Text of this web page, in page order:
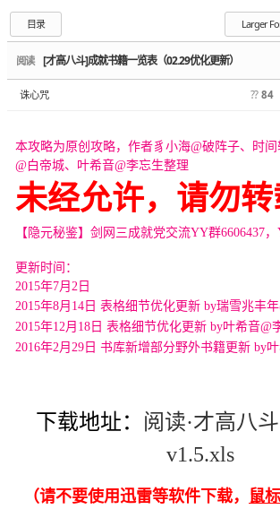
目录 Larger
阅读 [才高八斗]成就书籍一览表（02.29优化更新）
诛心咒 ?? 84
本攻略为原创攻略，作者豸小海@破阵子、时间
@白帝城、叶希音@李忘生整理
未经允许，请勿转
【隐元秘鉴】剑网三成就党交流YY群6606437，
更新时间：
2015年7月2日
2015年8月14日 表格细节优化更新 by瑞雪兆丰
2015年12月18日 表格细节优化更新 by叶希音@
2016年2月29日 书库新增部分野外书籍更新 by
下载地址： 阅读·才高八
v1.5.xls
（请不要使用迅雷等软件下载， 鼠